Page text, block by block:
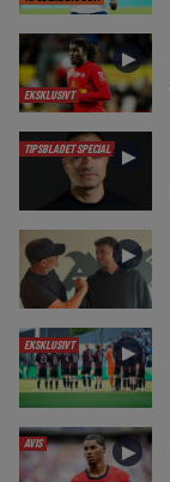
EKSKLUSIVT
►
TIPSBLADET SPECIAL ►
►
EKSKLUSIVT ►
AVIS ►